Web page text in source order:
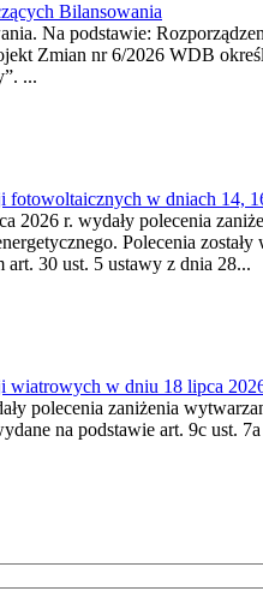
Bilansowania
Na podstawie:
Zmian nr 6/2026 WDB
...
fotowoltaicznych w dniach 14,
r. wydały polecenia
Polecenia
30 ust. 5 ustawy z dnia 28...
wiatrowych w dniu 18 lipca
polecenia zaniżenia
na podstawie art. 9c